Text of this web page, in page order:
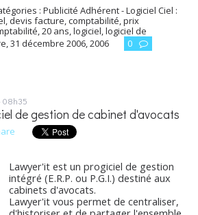
:Publicité Adhérent - Logiciel Ciel :
, devis facture,comptabilité,prix
,20 ans,logiciel,logiciel de
,31 décembre 2006,2006 0
08h35
de gestion de cabinet d'avocats
Lawyer'it est un progiciel de gestion
intégré (E.R.P. ou P.G.I.) destiné aux
cabinets d'avocats.
Lawyer'it vous permet de centraliser,